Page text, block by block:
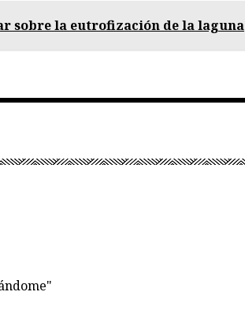
sobre la eutrofización de la laguna